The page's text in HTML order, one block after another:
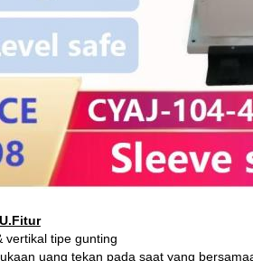
vertikal tipe gunting
uang tekan pada saat yang